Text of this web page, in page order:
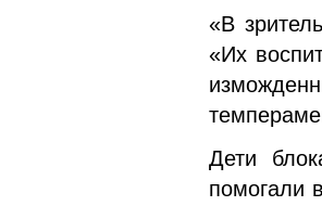
«В
«Их
Дети
помогали